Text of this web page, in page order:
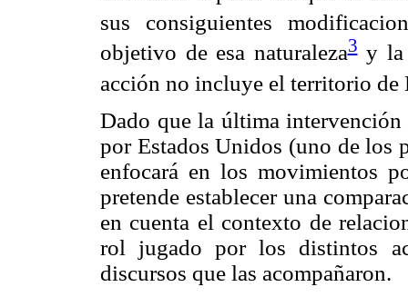
sus consiguientes
objetivo de esa naturaleza3y la
acción no incluye el territorio de
Dado que la última
por Estados Unidos (uno de los
enfocará en los movimientos
pretende establecer una
en cuenta el contexto de
rol jugado por los distintos
discursos que las acompañaron.